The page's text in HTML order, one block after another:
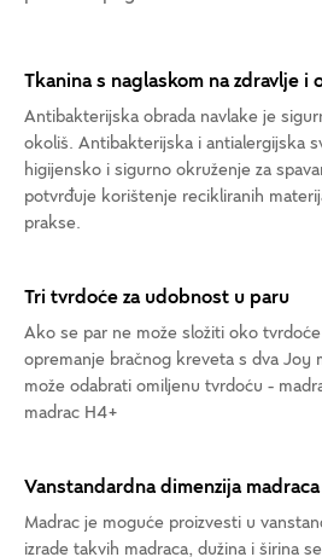
Tkanina s naglaskom na zdravlje i
Antibakterijska obrada navlake je
okoliš. Antibakterijska i antialergijska
higijensko i sigurno okruženje za
potvrđuje korištenje recikliranih
prakse.
Tri tvrdoće za udobnost u paru
Ako se par ne može složiti oko
opremanje bračnog kreveta s dva Joy
može odabrati omiljenu tvrdoću -
madrac H4+
Vanstandardna dimenzija madraca
Madrac je moguće proizvesti u
izrade takvih madraca, dužina i širina